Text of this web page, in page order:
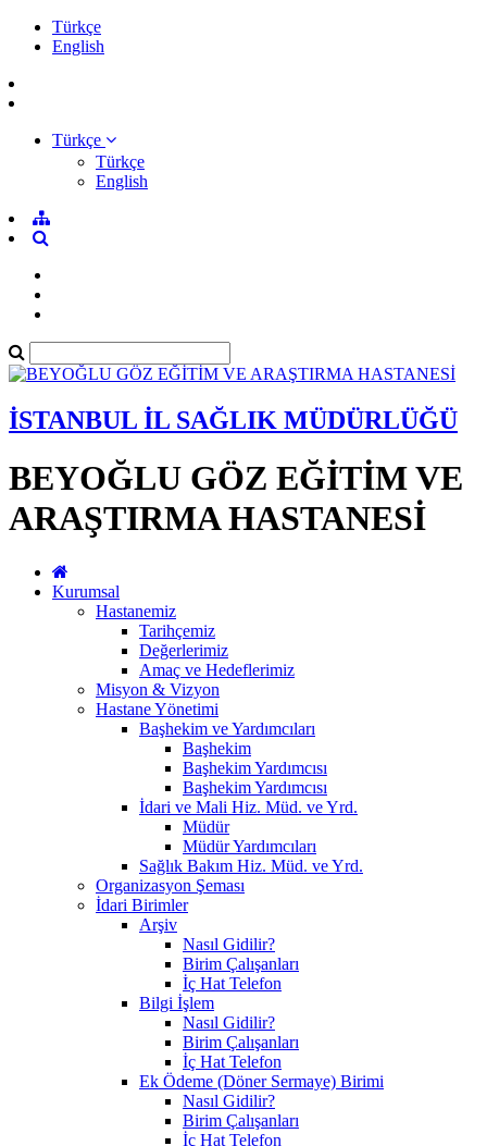
Türkçe
English
Türkçe
Türkçe
English
İSTANBUL İL SAĞLIK MÜDÜRLÜĞÜ
BEYOĞLU GÖZ EĞİTİM VE
ARAŞTIRMA HASTANESİ
Kurumsal
Hastanemiz
Tarihçemiz
Değerlerimiz
Amaç ve Hedeflerimiz
Misyon & Vizyon
Hastane Yönetimi
Başhekim ve Yardımcıları
Başhekim
Başhekim Yardımcısı
Başhekim Yardımcısı
İdari ve Mali Hiz. Müd. ve Yrd.
Müdür
Müdür Yardımcıları
Sağlık Bakım Hiz. Müd. ve Yrd.
Organizasyon Şeması
İdari Birimler
Arşiv
Nasıl Gidilir?
Birim Çalışanları
İç Hat Telefon
Bilgi İşlem
Nasıl Gidilir?
Birim Çalışanları
İç Hat Telefon
Ek Ödeme (Döner Sermaye) Birimi
Nasıl Gidilir?
Birim Çalışanları
İç Hat Telefon